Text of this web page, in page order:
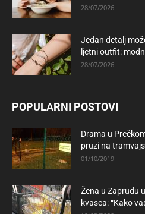
28/07/2026
Jedan detalj
ljetni outfit:
28/07/2026
POPULARNI POSTOVI
Drama u
pruzi na
01/10/2019
Žena u Zapruđu
kvasca: “Kako